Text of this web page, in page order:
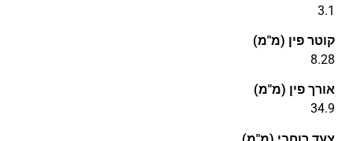
3.1
קוטר פין (מ"מ)
8.28
אורך פין (מ"מ)
34.9